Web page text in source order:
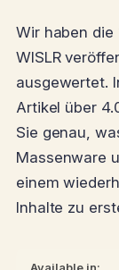
Wir haben die
WISLR
ausgewertet.
Artikel über
Sie genau,
Massenware
einem
Inhalte zu